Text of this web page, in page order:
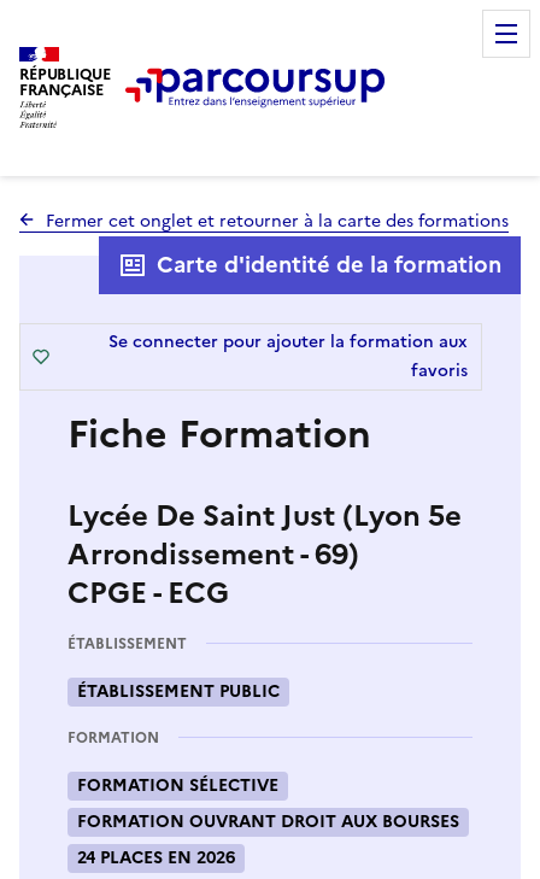
RÉPUBLIQUE
FRANÇAISE
Fermer cet onglet et retourner à la carte des formations
Fiche Formation
Lycée De Saint Just (Lyon 5e
Arrondissement - 69)
CPGE - ECG
ÉTABLISSEMENT
ÉTABLISSEMENT PUBLIC
FORMATION
FORMATION SÉLECTIVE
FORMATION OUVRANT DROIT AUX BOURSES
24 PLACES EN 2026
Carte d'identité de la formation
Se connecter pour ajouter la formation aux
favoris